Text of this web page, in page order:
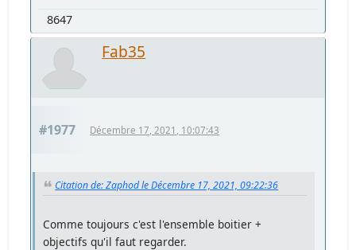
8647
Fab35
#1977 Décembre 17, 2021, 10:07:43
Citation de: Zaphod le Décembre 17, 2021, 09:22:36
Comme toujours c'est l'ensemble boitier +
objectifs qu'il faut regarder.